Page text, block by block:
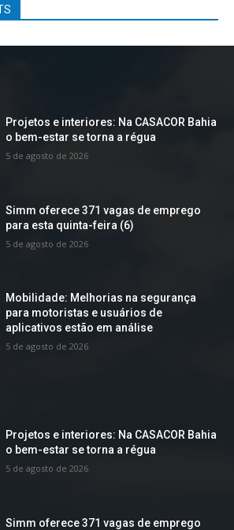
Projetos e interiores: Na CASACOR Bahia
o bem-estar se torna a régua
5 de agosto de 2026
Simm oferece 371 vagas de emprego
para esta quinta-feira (6)
5 de agosto de 2026
Mobilidade: Melhorias na segurança
para motoristas e usuários de
aplicativos estão em análise
5 de agosto de 2026
Projetos e interiores: Na CASACOR Bahia
o bem-estar se torna a régua
5 de agosto de 2026
Simm oferece 371 vagas de emprego